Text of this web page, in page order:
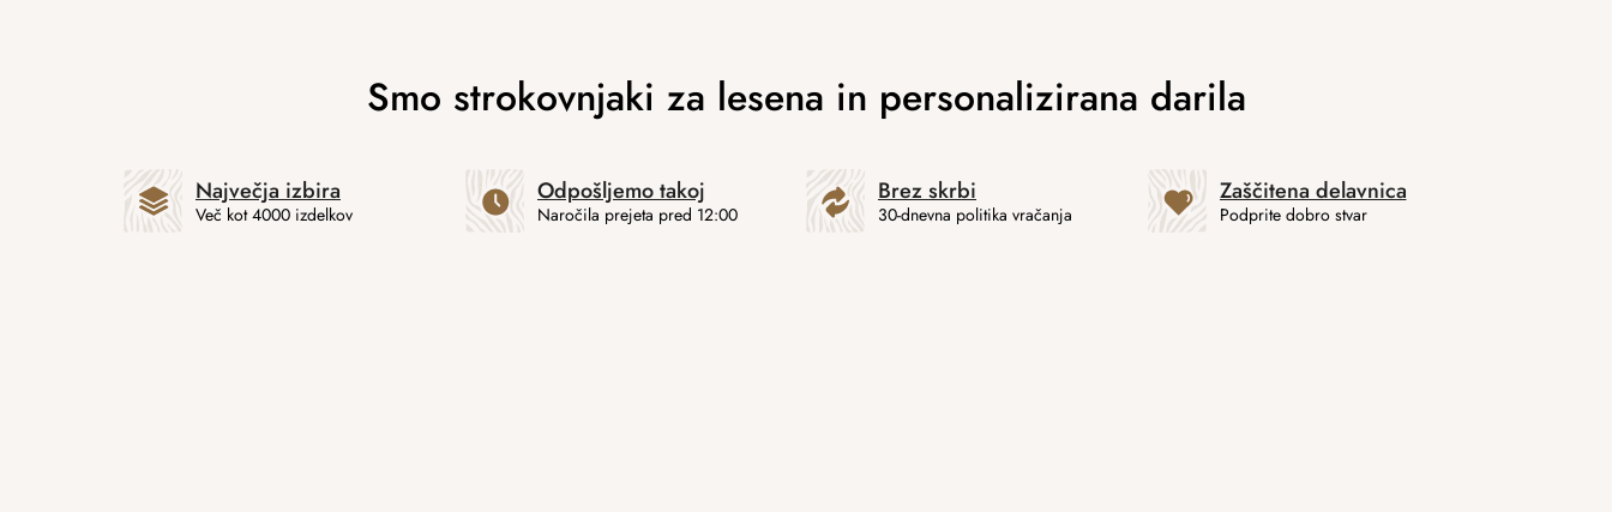
Največja izbira
Več kot 4000 izdelkov
Odpošljemo takoj
Naročila prejeta pred 12:00
Brez skrbi
30-dnevna politika vračanja
Zaščitena delavnica
Podprite dobro stvar